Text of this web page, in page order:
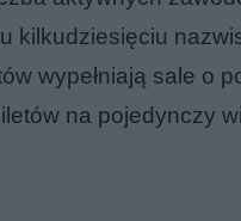
kilkudziesięciu
wypełniają sale o
na pojedynczy